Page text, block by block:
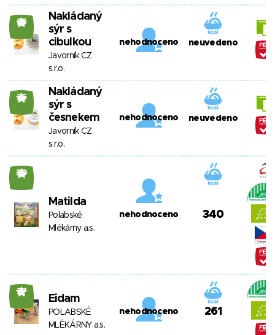
26
Nakládaný
sýr s
cibulkou
Javorník CZ
s.r.o.
nehodnoceno neuvedeno
26
Nakládaný
sýr s
česnekem
Javorník CZ
s.r.o.
nehodnoceno neuvedeno
30
Matilda
Polabské
Mlékárny a.s.
nehodnoceno 340
27
Eidam
POLABSKÉ
MLÉKÁRNY a.s.
nehodnoceno 261